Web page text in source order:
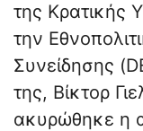
της Κρατικής
την
Συνείδησης
της, Βίκτορ
ακυρώθηκε η